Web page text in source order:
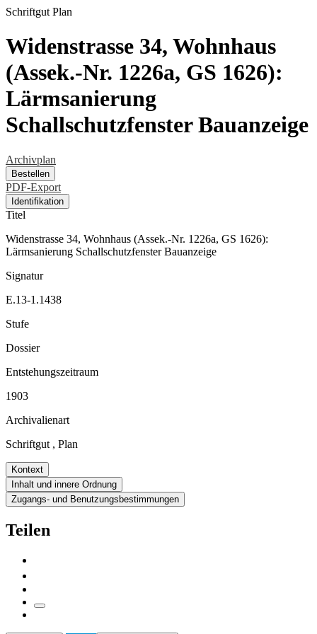
Schriftgut Plan
Widenstrasse 34, Wohnhaus
(Assek.-Nr. 1226a, GS 1626):
Lärmsanierung
Schallschutzfenster Bauanzeige
Archivplan
Bestellen
PDF-Export
Identifikation
Titel
Widenstrasse 34, Wohnhaus (Assek.-Nr. 1226a, GS 1626):
Lärmsanierung Schallschutzfenster Bauanzeige
Signatur
E.13-1.1438
Stufe
Dossier
Entstehungszeitraum
1903
Archivalienart
Schriftgut , Plan
Kontext
Inhalt und innere Ordnung
Zugangs- und Benutzungsbestimmungen
Teilen